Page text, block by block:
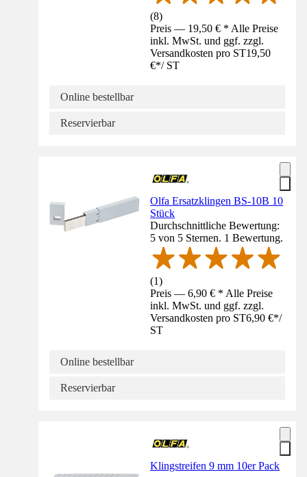
(8)
Preis — 19,50 € * Alle Preise
inkl. MwSt. und ggf. zzgl.
Versandkosten pro ST19,50
€*/ ST
Online bestellbar
Reservierbar
Olfa Ersatzklingen BS-10B 10
Stück
Durchschnittliche Bewertung:
5 von 5 Sternen. 1 Bewertung.
(1)
Preis — 6,90 € * Alle Preise
inkl. MwSt. und ggf. zzgl.
Versandkosten pro ST6,90 €*/
ST
Online bestellbar
Reservierbar
Klingstreifen 9 mm 10er Pack